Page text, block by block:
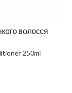
волосся
250ml